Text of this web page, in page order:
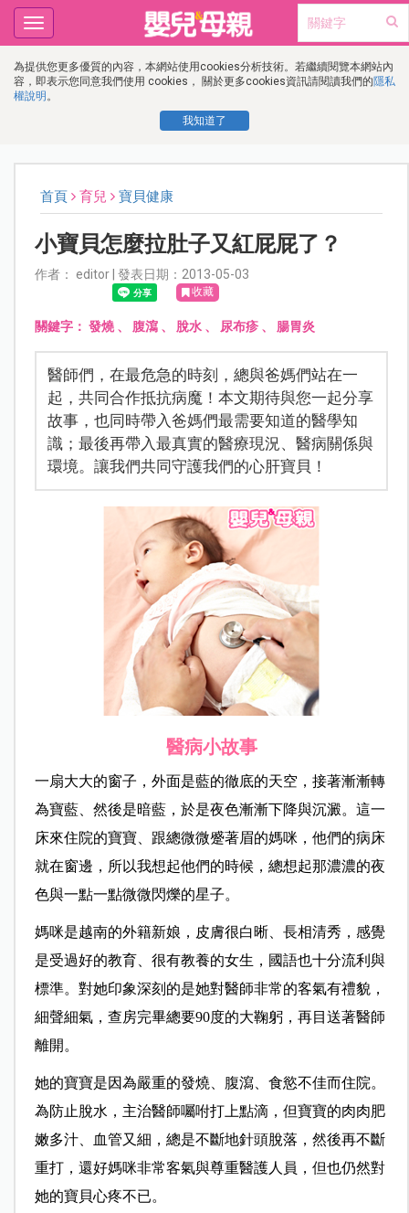
為提供您更多優質的內容，本網站使用cookies分析技術。若繼續閱覽本網站內
容，即表示您同意我們使用 cookies， 關於更多cookies資訊請閱讀我們的隱私
權說明 。
我知道了
Toggle
navigation
首頁 育兒 寶貝健康
小寶貝怎麼拉肚子又紅屁屁了？
作者： editor | 發表日期：2013-05-03
收藏
關鍵字： 發燒、 腹瀉、 脫水、 尿布疹、 腸胃炎
醫師們，在最危急的時刻，總與爸媽們站在一
起，共同合作抵抗病魔！本文期待與您一起分享
故事，也同時帶入爸媽們最需要知道的醫學知
識；最後再帶入最真實的醫療現況、醫病關係與
環境。讓我們共同守護我們的心肝寶貝！
醫病小故事
一扇大大的窗子，外面是藍的徹底的天空，接著漸漸轉
為寶藍、然後是暗藍，於是夜色漸漸下降與沉澱。這一
床來住院的寶寶、跟總微微蹙著眉的媽咪，他們的病床
就在窗邊，所以我想起他們的時候，總想起那濃濃的夜
色與一點一點微微閃爍的星子。
媽咪是越南的外籍新娘，皮膚很白晰、長相清秀，感覺
是受過好的教育、很有教養的女生，國語也十分流利與
標準。對她印象深刻的是她對醫師非常的客氣有禮貌，
細聲細氣，查房完畢總要90度的大鞠躬，再目送著醫師
離開。
她的寶寶是因為嚴重的發燒、腹瀉、食慾不佳而住院。
為防止脫水，主治醫師囑咐打上點滴，但寶寶的肉肉肥
嫩多汁、血管又細，總是不斷地針頭脫落，然後再不斷
重打，還好媽咪非常客氣與尊重醫護人員，但也仍然對
她的寶貝心疼不已。